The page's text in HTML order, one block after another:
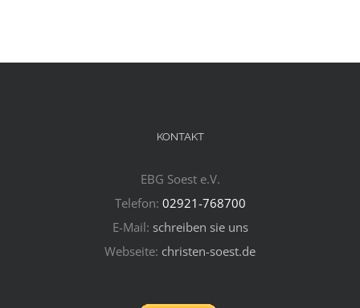
KONTAKT
EBG Soest e.V.
Telefon: 02921-768700
E-Mail: schreiben sie uns
Webseite: christen-soest.de